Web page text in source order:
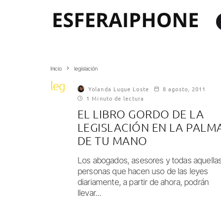
Inicio legislación
legislaciónYolanda Luque Loste
8 agosto, 2011
1 Minuto de lectura
EL LIBRO GORDO DE LA
LEGISLACIÓN EN LA
DE TU MANO
Los abogados, asesores y todas
personas que hacen uso de las leyes
diariamente, a partir de ahora, podrán
llevar...